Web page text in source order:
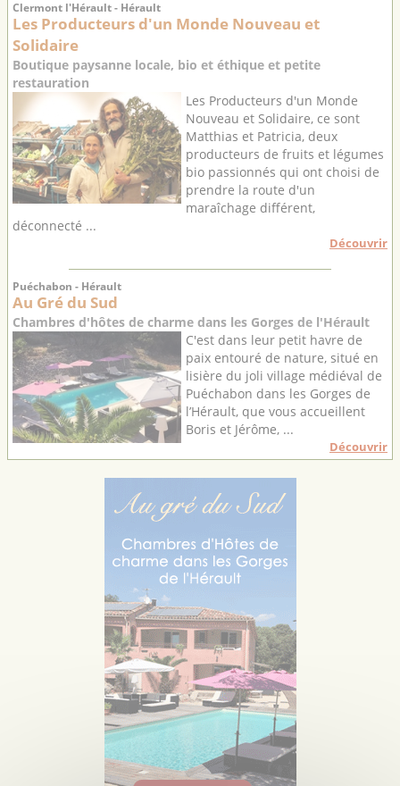
Clermont l'Hérault - Hérault
Les Producteurs d'un Monde Nouveau et
Solidaire
Boutique paysanne locale, bio et éthique et petite
restauration
Les Producteurs d'un Monde
Nouveau et Solidaire, ce sont
Matthias et Patricia, deux
producteurs de fruits et légumes
bio passionnés qui ont choisi de
prendre la route d'un
maraîchage différent,
déconnecté ...
Découvrir
Puéchabon - Hérault
Au Gré du Sud
Chambres d'hôtes de charme dans les Gorges de l'Hérault
C'est dans leur petit havre de
paix entouré de nature, situé en
lisière du joli village médiéval de
Puéchabon dans les Gorges de
l’Hérault, que vous accueillent
Boris et Jérôme, ...
Découvrir